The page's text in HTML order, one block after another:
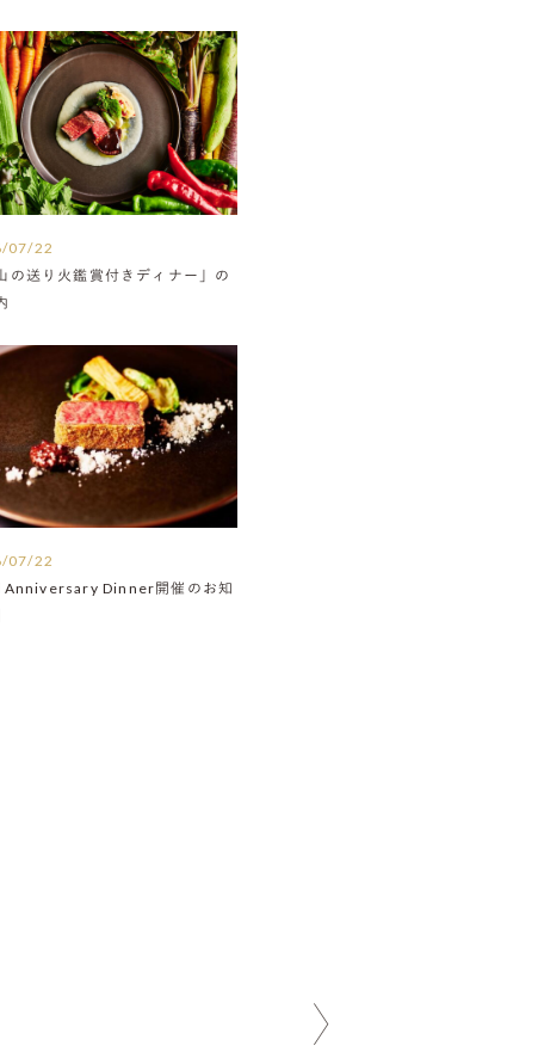
07/22
の送り火鑑賞付きディナー」の
07/22
Anniversary Dinner開催のお知